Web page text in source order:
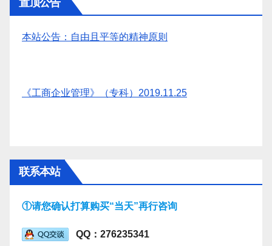
本站公告：自由且平等的精神原则
《工商企业管理》（专科）2019.11.25
联系本站
①请您确认打算购买“当天”再行咨询
QQ：276235341